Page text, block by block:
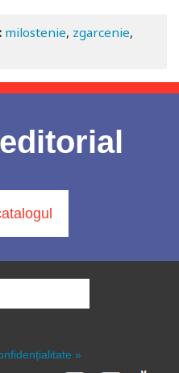
milostenie, zgarcenie,
»